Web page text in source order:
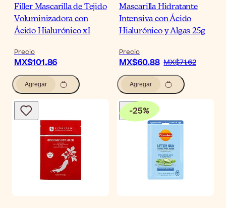
Filler Mascarilla de Tejido
Voluminizadora con
Ácido Hialurónico x1
Precio
MX$101.86
Agregar
Mascarilla Hidratante
Intensiva con Ácido
Hialurónico y Algas 25g
Precio
MX$60.88 MX$71.62
Agregar
-25%